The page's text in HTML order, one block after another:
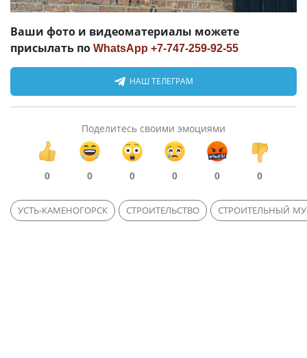
Ваши фото и видеоматериалы можете
присылать поWhatsApp +7-747-259-92-55
НАШ ТЕЛЕГРАМ
Поделитесь своими эмоциями
0 0 0 0 0 0
УСТЬ-КАМЕНОГОРСК СТРОИТЕЛЬСТВО СТРОИТЕЛЬНЫЙ